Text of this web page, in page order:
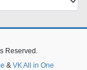
Reserved.
& VK All in One